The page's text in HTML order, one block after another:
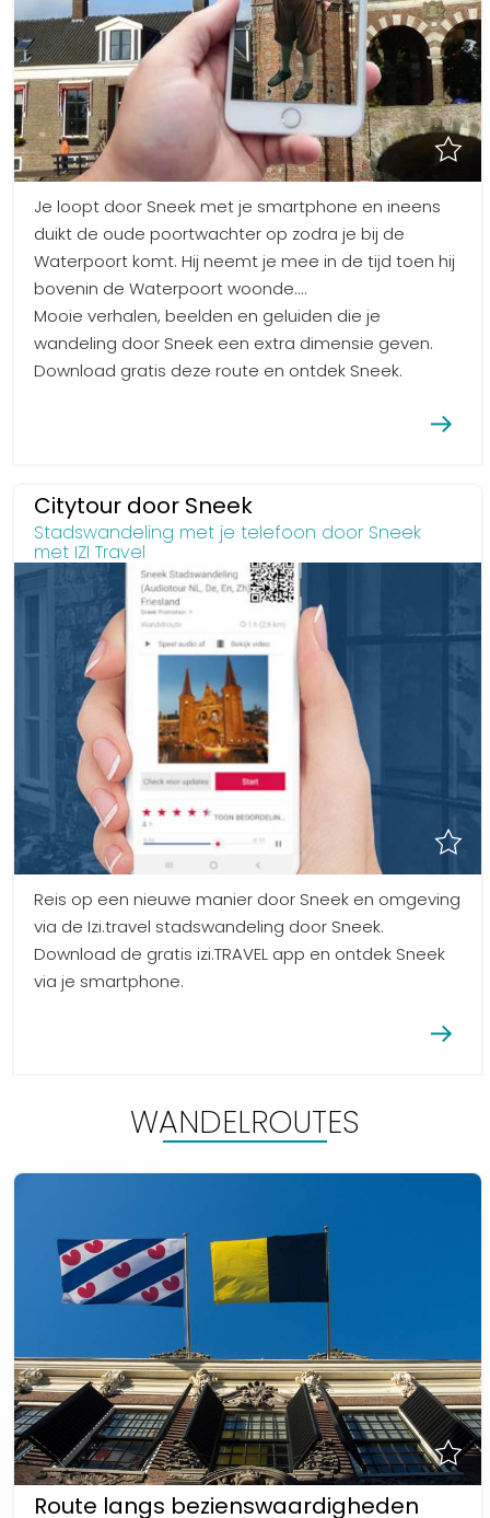
Je loopt door Sneek met je smartphone en ineens
duikt de oude poortwachter op zodra je bij de
Waterpoort komt. Hij neemt je mee in de tijd toen hij
bovenin de Waterpoort woonde....
Mooie verhalen, beelden en geluiden die je
wandeling door Sneek een extra dimensie geven.
Download gratis deze route en ontdek Sneek.
Citytour door Sneek
Stadswandeling met je telefoon door Sneek
met IZI Travel
Reis op een nieuwe manier door Sneek en omgeving
via de Izi.travel stadswandeling door Sneek.
Download de gratis izi.TRAVEL app en ontdek Sneek
via je smartphone.
WANDELROUTES
Route langs bezienswaardigheden